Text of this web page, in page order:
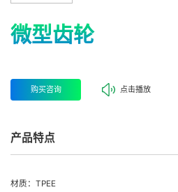
微型齿轮
购买咨询 点击播放
产品特点
材质：TPEE